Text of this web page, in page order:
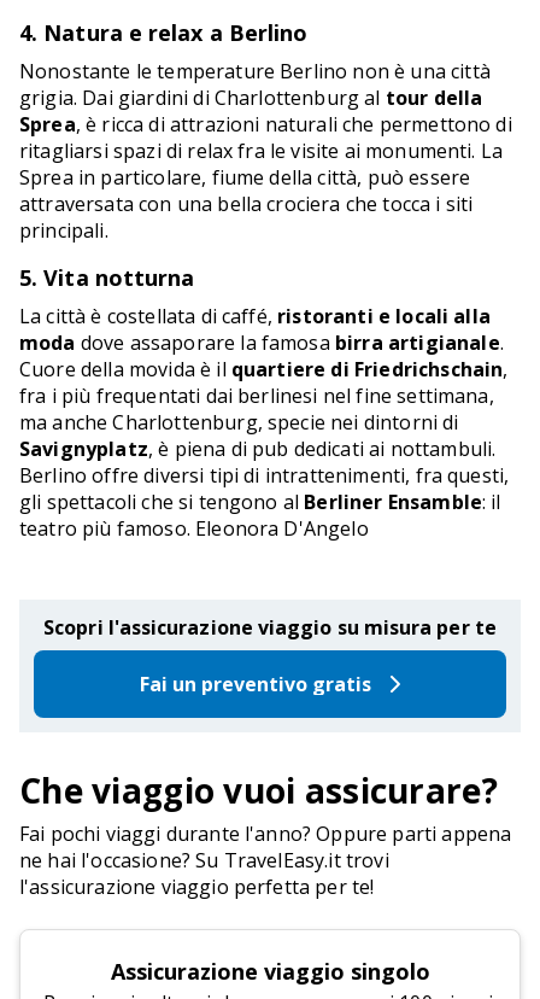
4. Natura e relax a Berlino
Nonostante le temperature Berlino non è una città
grigia. Dai giardini di Charlottenburg al tour della
Sprea, è ricca di attrazioni naturali che permettono di
ritagliarsi spazi di relax fra le visite ai monumenti. La
Sprea in particolare, fiume della città, può essere
attraversata con una bella crociera che tocca i siti
principali.
5. Vita notturna
La città è costellata di caffé, ristoranti e locali alla
moda dove assaporare la famosa birra artigianale.
Cuore della movida è il quartiere di Friedrichschain,
fra i più frequentati dai berlinesi nel fine settimana,
ma anche Charlottenburg, specie nei dintorni di
Savignyplatz, è piena di pub dedicati ai nottambuli.
Berlino offre diversi tipi di intrattenimenti, fra questi,
gli spettacoli che si tengono al Berliner Ensamble: il
teatro più famoso. Eleonora D'Angelo
Scopri l'assicurazione viaggio su misura per te
Fai un preventivo gratis
Che viaggio vuoi assicurare?
Fai pochi viaggi durante l'anno? Oppure parti appena
ne hai l'occasione? Su TravelEasy.it trovi
l'assicurazione viaggio perfetta per te!
Assicurazione viaggio singolo